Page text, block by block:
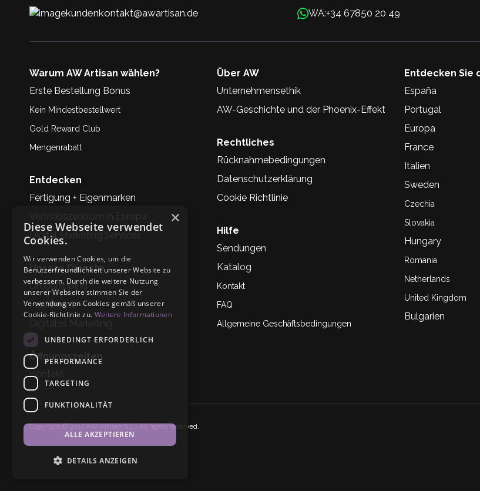
kundenkontakt@awartisan.de WA:+34 67850 20 49
Warum AW Artisan wählen?
Erste Bestellung Bonus
Kein Mindestbestellwert
Gold Reward Club
Mengenrabatt
Entdecken
Fertigung + Eigenmarken
Vertriebszentrum in Europa
Digital Marketing Services
Unsere Dienste
Dropshipping
Fullfilment
Digitales Marketing
Öffnungszeiten
Kontakt
Über AW
Unternehmensethik
AW-Geschichte und der Phoenix-Effekt
Rechtliches
Rücknahmebedingungen
Datenschutzerklärung
Cookie Richtlinie
Hilfe
Sendungen
Katalog
Kontakt
FAQ
Allgemeine Geschäftsbedingungen
Entdecken Sie
España
Portugal
Europa
France
Italien
Sweden
Czechia
Slovakia
Hungary
Romania
Netherlands
United Kingdom
Bulgarien
Copyright © 2017 AW Artisan S.L,. All rights reserved.
×
Diese Webseite verwendet
Cookies.
Wir verwenden Cookies, um die
Benutzerfreundlichkeit unserer Website zu
verbessern. Durch die weitere Nutzung
unserer Webseite stimmen Sie der
Verwendung von Cookies gemäß unserer
Cookie-Richtlinie zu. Weitere Informationen
UNBEDINGT ERFORDERLICH
PERFORMANCE
TARGETING
FUNKTIONALITÄT
ALLE AKZEPTIEREN
DETAILS ANZEIGEN